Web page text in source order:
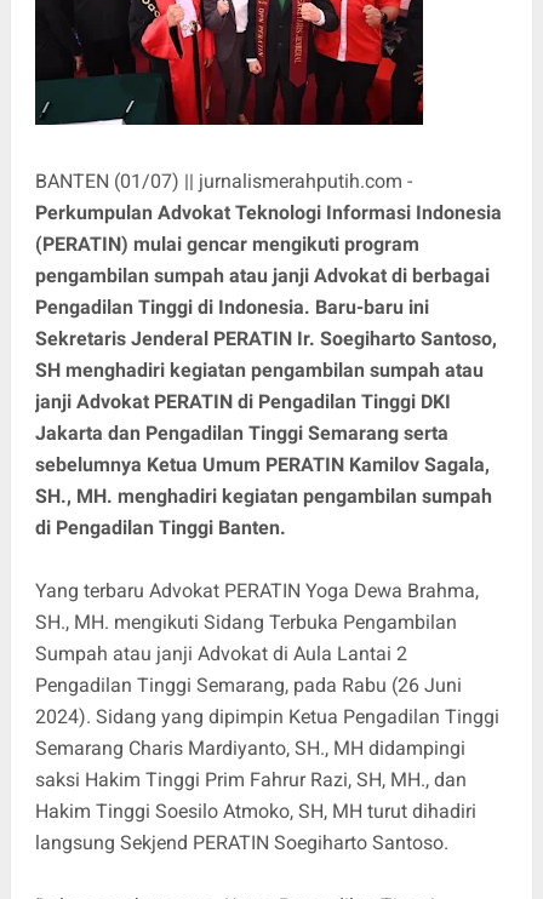
BANTEN (01/07) || jurnalismerahputih.com -
Perkumpulan Advokat Teknologi Informasi Indonesia
(PERATIN) mulai gencar mengikuti program
pengambilan sumpah atau janji Advokat di berbagai
Pengadilan Tinggi di Indonesia. Baru-baru ini
Sekretaris Jenderal PERATIN Ir. Soegiharto Santoso,
SH menghadiri kegiatan pengambilan sumpah atau
janji Advokat PERATIN di Pengadilan Tinggi DKI
Jakarta dan Pengadilan Tinggi Semarang serta
sebelumnya Ketua Umum PERATIN Kamilov Sagala,
SH., MH. menghadiri kegiatan pengambilan sumpah
di Pengadilan Tinggi Banten.
Yang terbaru Advokat PERATIN Yoga Dewa Brahma,
SH., MH. mengikuti Sidang Terbuka Pengambilan
Sumpah atau janji Advokat di Aula Lantai 2
Pengadilan Tinggi Semarang, pada Rabu (26 Juni
2024). Sidang yang dipimpin Ketua Pengadilan Tinggi
Semarang Charis Mardiyanto, SH., MH didampingi
saksi Hakim Tinggi Prim Fahrur Razi, SH, MH., dan
Hakim Tinggi Soesilo Atmoko, SH, MH turut dihadiri
langsung Sekjend PERATIN Soegiharto Santoso.